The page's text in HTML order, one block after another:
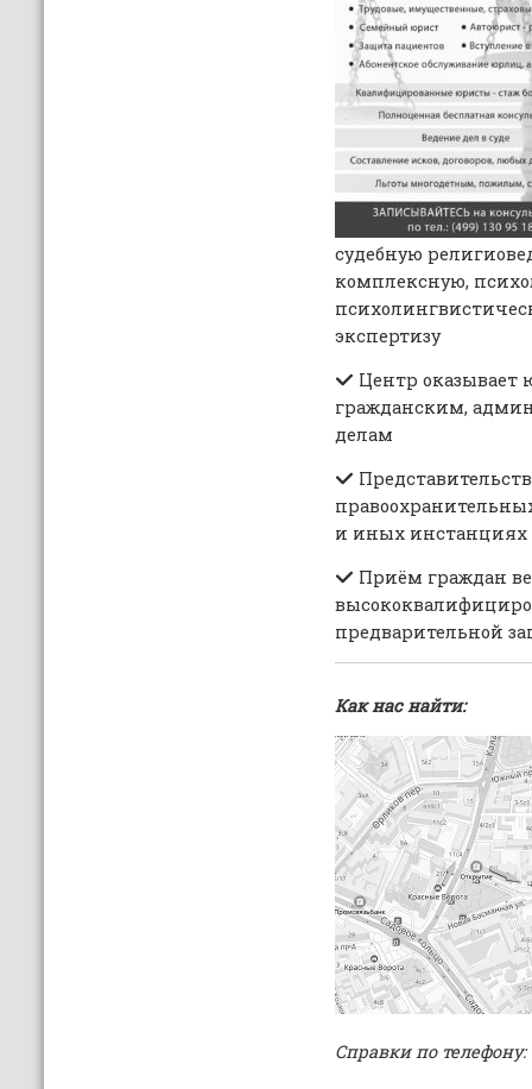
судебную
комплексную,
экспертизу
Центр оказывает
гражданским,
делам
и иных инстанциях
Приём граждан
предварительной
Как нас найти:
Справки по телефону: